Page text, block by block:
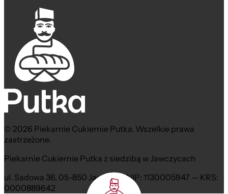
© 2026 Piekarnie Cukiernie Putka. Wszelkie prawa
zastrzeżone.
Piekarnie Cukiernie Putka z siedzibą w Jawczycach
ul. Sadowa 36, 05-850 Jawczyce NIP: 1130005947 — KRS:
0000889642